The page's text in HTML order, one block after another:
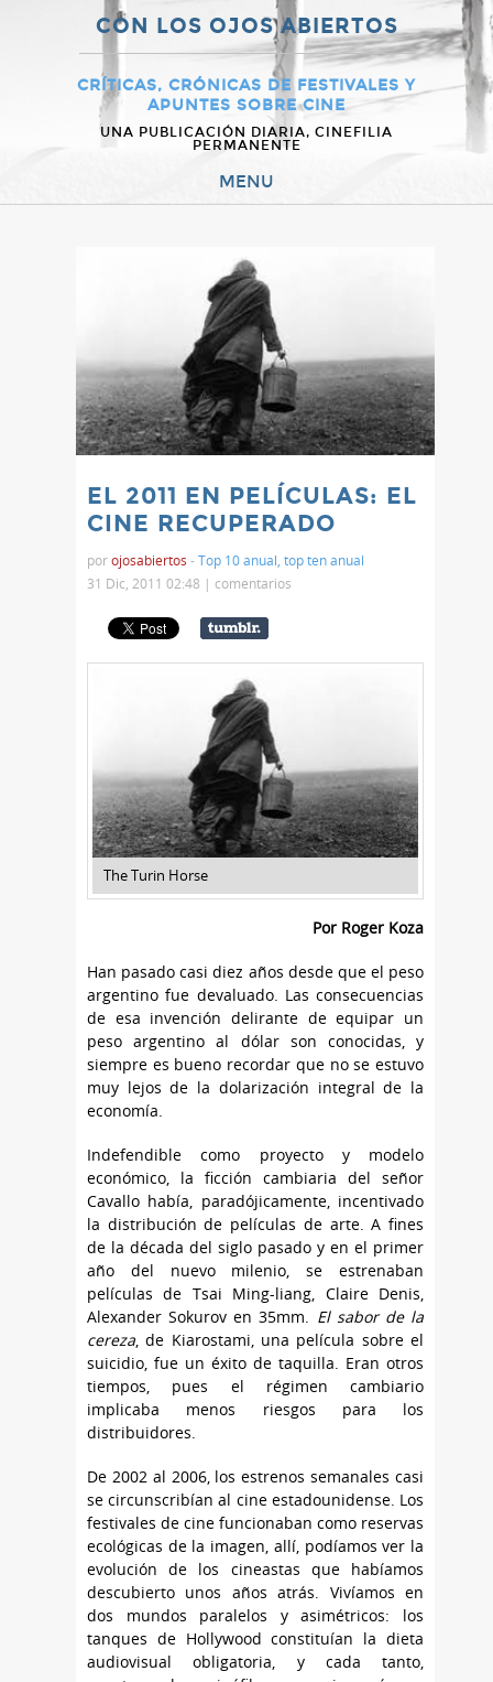
CON LOS OJOS ABIERTOS
CRÍTICAS, CRÓNICAS DE FESTIVALES Y
APUNTES SOBRE CINE
UNA PUBLICACIÓN DIARIA, CINEFILIA
PERMANENTE
MENU
EL 2011 EN PELÍCULAS: EL
CINE RECUPERADO
porojosabiertos -Top 10 anual top ten anual
31 Dic, 2011 02:48 | comentarios
The Turin Horse
Por Roger Koza
Han pasado casi diez años desde que el peso
argentino fue devaluado. Las consecuencias
de esa invención delirante de equipar un
peso argentino al dólar son conocidas, y
siempre es bueno recordar que no se estuvo
muy lejos de la dolarización integral de la
economía.
Indefendible como proyecto y modelo
económico, la ficción cambiaria del señor
Cavallo había, paradójicamente, incentivado
la distribución de películas de arte. A fines
de la década del siglo pasado y en el primer
año del nuevo milenio, se estrenaban
películas de Tsai Ming-liang, Claire Denis,
Alexander Sokurov en 35mm. El sabor de la
cereza , de Kiarostami, una película sobre el
suicidio, fue un éxito de taquilla. Eran otros
tiempos, pues el régimen cambiario
implicaba menos riesgos para los
distribuidores.
De 2002 al 2006, los estrenos semanales casi
se circunscribían al cine estadounidense. Los
festivales de cine funcionaban como reservas
ecológicas de la imagen, allí, podíamos ver la
evolución de los cineastas que habíamos
descubierto unos años atrás. Vivíamos en
dos mundos paralelos y asimétricos: los
tanques de Hollywood constituían la dieta
audiovisual obligatoria, y cada tanto,